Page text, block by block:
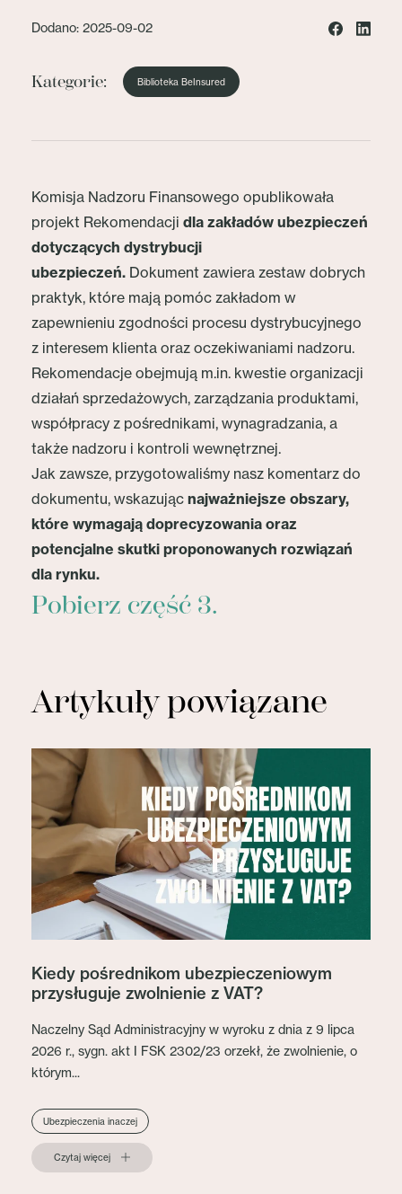
Dodano: 2025-09-02
Kategorie: Biblioteka BeInsured
Komisja Nadzoru Finansowego opublikowała
projekt Rekomendacji dla zakładów ubezpieczeń
dotyczących dystrybucji
ubezpieczeń. Dokument zawiera zestaw dobrych
praktyk, które mają pomóc zakładom w
zapewnieniu zgodności procesu dystrybucyjnego
z interesem klienta oraz oczekiwaniami nadzoru.
Rekomendacje obejmują m.in. kwestie organizacji
działań sprzedażowych, zarządzania produktami,
współpracy z pośrednikami, wynagradzania, a
także nadzoru i kontroli wewnętrznej.
Jak zawsze, przygotowaliśmy nasz komentarz do
dokumentu, wskazując najważniejsze obszary,
które wymagają doprecyzowania oraz
potencjalne skutki proponowanych rozwiązań
dla rynku.
Pobierz część 3.
Artykuły powiązane
Kiedy pośrednikom ubezpieczeniowym
przysługuje zwolnienie z VAT?
Naczelny Sąd Administracyjny w wyroku z dnia z 9 lipca
2026 r., sygn. akt I FSK 2302/23 orzekł, że zwolnienie, o
którym...
Ubezpieczenia inaczej
Czytaj więcej